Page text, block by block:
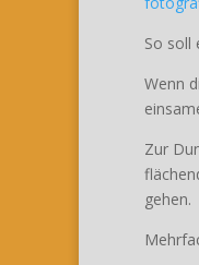
So soll
Wenn
Zur
gehen.